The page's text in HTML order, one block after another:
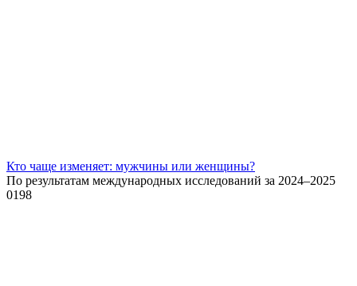
Кто чаще изменяет: мужчины или женщины?
По результатам международных исследований за 2024–2025
0198